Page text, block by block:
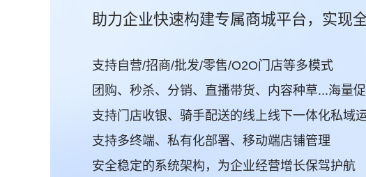
助力企业快速构建专属商城平台，实现
支持自营/招商/批发/零售/O2O门店等多模式
团购、秒杀、分销、直播带货、内容种草...海量
支持门店收银、骑手配送的线上线下一体化私域
支持多终端、私有化部署、移动端店铺管理
安全稳定的系统架构，为企业经营增长保驾护航